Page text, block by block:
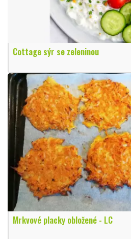
Cottage sýr se zeleninou
Mrkvové placky obložené - LC